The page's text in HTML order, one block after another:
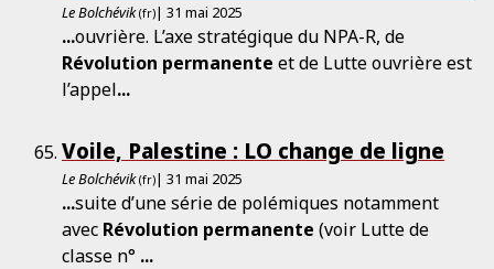
Le Bolchévik (fr)| 31 mai 2025
...ouvrière. L’axe stratégique du NPA-R, de
Révolution permanente et de Lutte ouvrière est
l’appel...
Voile, Palestine : LO change de ligne
Le Bolchévik (fr)| 31 mai 2025
...suite d’une série de polémiques notamment
avec Révolution permanente (voir Lutte de
classe n° ...